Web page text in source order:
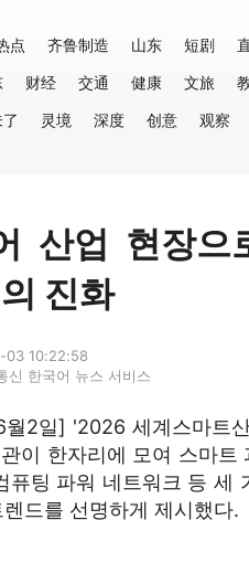
点 齐鲁制造 山东 短剧
财经 交通 健康 文旅
灵境 深度 创意 观察
산업 현장으
진화
10:22:58
신 한국어 뉴스 서비스
월2일] '2026 세계스마트
이 한자리에 모여 스마
팅 파워 네트워크 등 세
드를 선명하게 제시했다.